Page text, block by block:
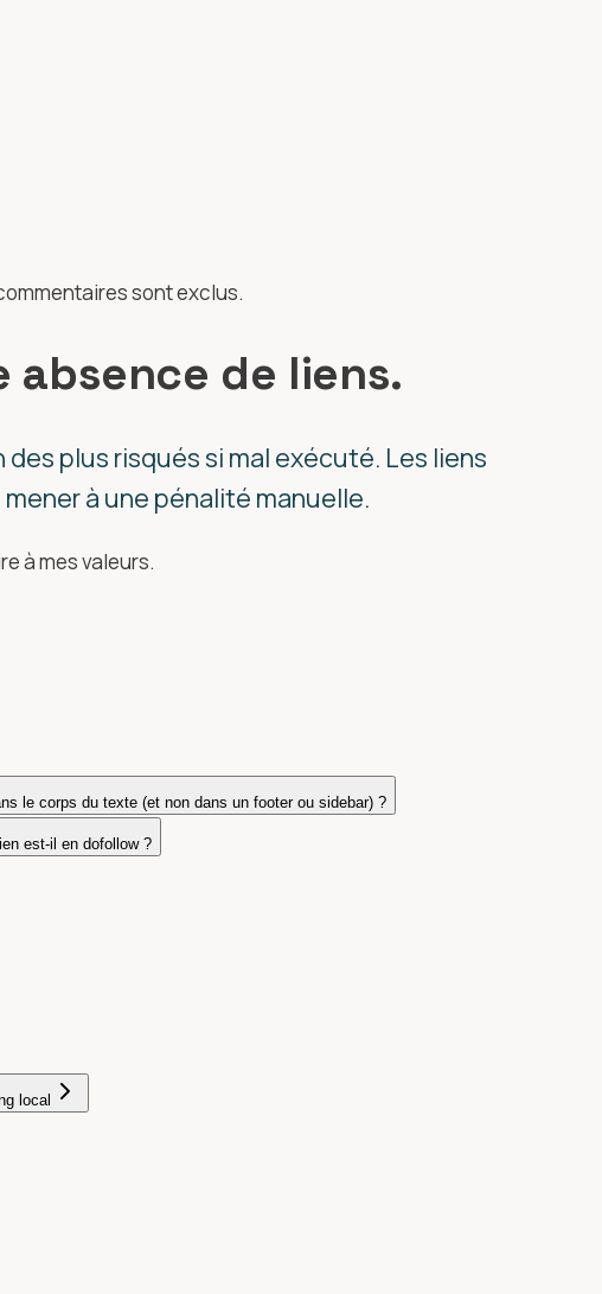
sont exclus.
absence de liens.
plus risqués si mal exécuté. Les liens
à une pénalité manuelle.
à mes valeurs.
le corps du texte (et non dans un footer ou sidebar) ?
est-il en dofollow ?
local